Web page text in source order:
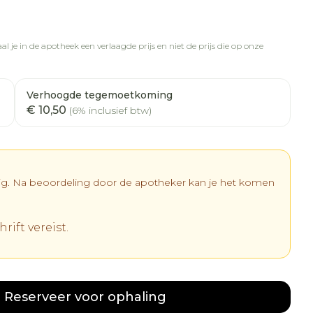
je in de apotheek een verlaagde prijs en niet de prijs die op onze
Verhoogde tegemoetkoming
€ 10,50 (6% inclusief btw)
Na beoordeling door de apotheker kan je het komen
vereist.
Reserveer voor ophaling